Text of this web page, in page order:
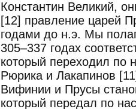
Константин Великий,
[12] правление царей
годами до н.э. Мы
305–337 годах
который переходил по
Рюрика и Лакапинов
Вифинии и Прусы
который передал по